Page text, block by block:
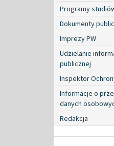
Programy
Dokumenty
Imprezy PW
Udzielanie
publicznej
Inspektor
Informacje o
danych
Redakcja